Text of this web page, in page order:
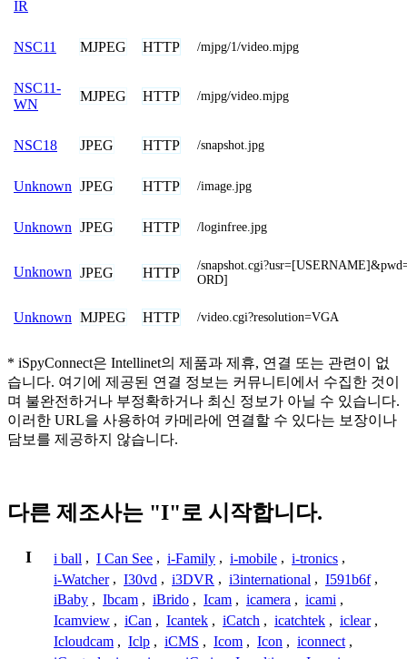
IR
NSC11 MJPEG HTTP /mjpg/1/video.mjpg
NSC11-
WN
MJPEG HTTP /mjpg/video.mjpg
NSC18 JPEG HTTP /snapshot.jpg
Unknown JPEG HTTP /image.jpg
Unknown JPEG HTTP /loginfree.jpg
Unknown JPEG HTTP
/
ORD]
Unknown MJPEG HTTP /video.cgi?resolution=VGA
* iSpyConnect은 Intellinet의 제품과 제휴, 연결 또는 관련이 없
습니다. 여기에 제공된 연결 정보는 커뮤니티에서 수집한 것이
며 불완전하거나 부정확하거나 최신 정보가 아닐 수 있습니다.
이러한 URL을 사용하여 카메라에 연결할 수 있다는 보장이나
담보를 제공하지 않습니다.
다른 제조사는 "I"로 시작합니다.
I i ball , I Can See , i-Family , i-mobile , i-tronics ,
i-Watcher , I30vd , i3DVR , i3international , I591b6f ,
iBaby , Ibcam , iBrido , Icam , icamera , icami ,
Icamview , iCan , Icantek , iCatch , icatchtek , iclear ,
Icloudcam , Iclp , iCMS , Icom , Icon , iconnect ,